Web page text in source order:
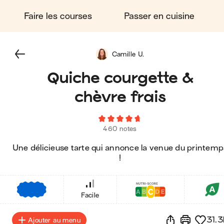
Faire les courses Passer en cuisine
Quiche courgette &
chèvre frais
460 notes
Une délicieuse tarte qui annonce la venue du
!
Camille U.
Facile
Ajouter au menu